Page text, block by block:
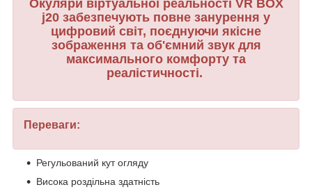
Окуляри віртуальної реальності VR BOX
j20 забезпечують повне занурення у
цифровий світ, поєднуючи якісне
зображення та об'ємний звук для
максимального комфорту та
реалістичності.
Переваги:
Регульований кут огляду
Висока роздільна здатність